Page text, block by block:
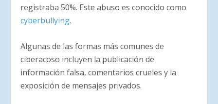
registraba 50%. Este abuso es conocido como
cyberbullying.
Algunas de las formas más comunes de
ciberacoso incluyen la publicación de
información falsa, comentarios crueles y la
exposición de mensajes privados.